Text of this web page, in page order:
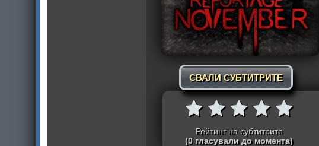
СВАЛИ СУБТИТРИТЕ
Рейтинг на субтитрите
(0 гласували до момента)